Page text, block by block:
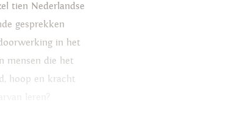
tien Nederlandse
gesprekken
in het
mensen die het
hoop en kracht